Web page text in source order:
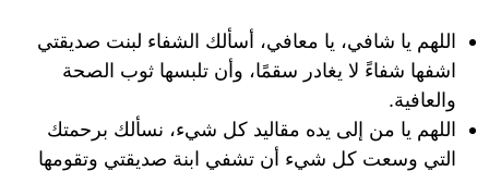
اللهم يا شافي، يا معافي، أسألك الشفاء لبنت صديقتي
اشفها شفاءً لا يغادر سقمًا، وأن تلبسها ثوب الصحة
والعافية.
اللهم يا من إلى يده مقاليد كل شيء، نسألك برحمتك
التي وسعت كل شيء أن تشفي ابنة صديقتي وتقومها